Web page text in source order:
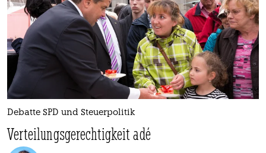
Debatte SPD und Steuerpolitik
Verteilungsgerechtigkeit adé